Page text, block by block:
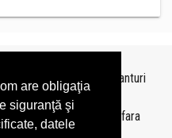
are obligaţia
siguranţă şi
datele
pe baza ultimelor bilanturi
acordul TopFirme si fara